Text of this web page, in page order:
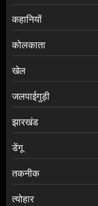
कहानियों
कोलकाता
खेल
जलपाईगुड़ी
झारखंड
डेंगू
तकनीक
त्योहार